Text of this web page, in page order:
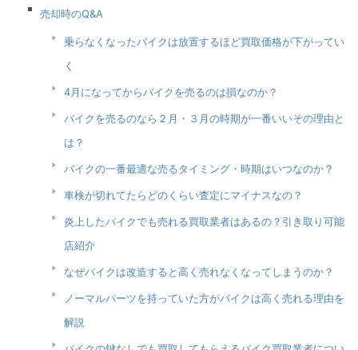
売却時のQ&A
乗らなくなったバイクは放置するほど買取価格が下がってい
く
4月になってからバイクを売るのは損なのか？
バイクを売るのなら２月・３月の時期が一番いいその理由と
は？
バイクの一番最適な売るタイミング・時期はいつなのか？
車検が切れてたらどのくらい査定にマイナスなの？
炎上したバイクでも売れる買取業者はあるの？引き取り可能
店紹介
なぜバイクは改造すると高く売れなくなってしまうのか？
ノーマルパーツを持っていた方がバイクは高く売れる理由を
解説